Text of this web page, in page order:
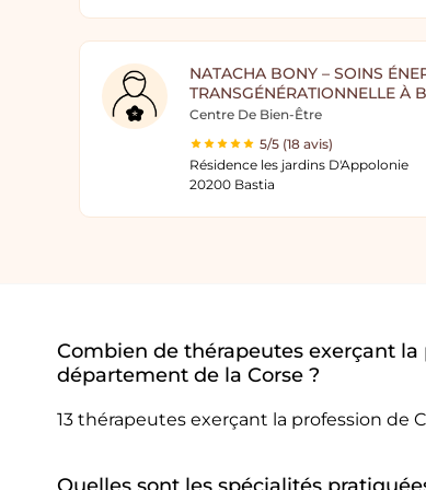
NATACHA BONY – SOINS
TRANSGÉNÉRATIONNELLE À
Centre De Bien-Être
5/5 (18 avis)
Résidence les jardins D'Appolonie
20200 Bastia
Combien de thérapeutes exerçant
département de la Corse ?
13 thérapeutes exerçant la profession